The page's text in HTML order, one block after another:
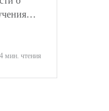
4 мин. чтения